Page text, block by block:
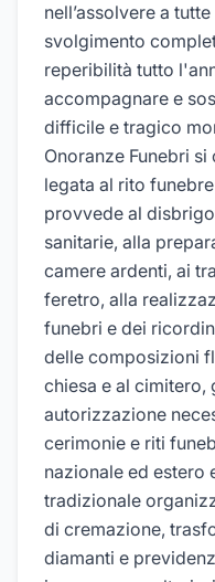
nell’assolvere a
svolgimento
reperibilità tutto
accompagnare e
difficile e tragico
Onoranze Funebri
legata al rito
provvede al
sanitarie, alla
camere ardenti, ai
feretro, alla
funebri e dei
delle composizioni
chiesa e al cimitero,
autorizzazione
cerimonie e riti
nazionale ed estero
tradizionale
di cremazione,
diamanti e